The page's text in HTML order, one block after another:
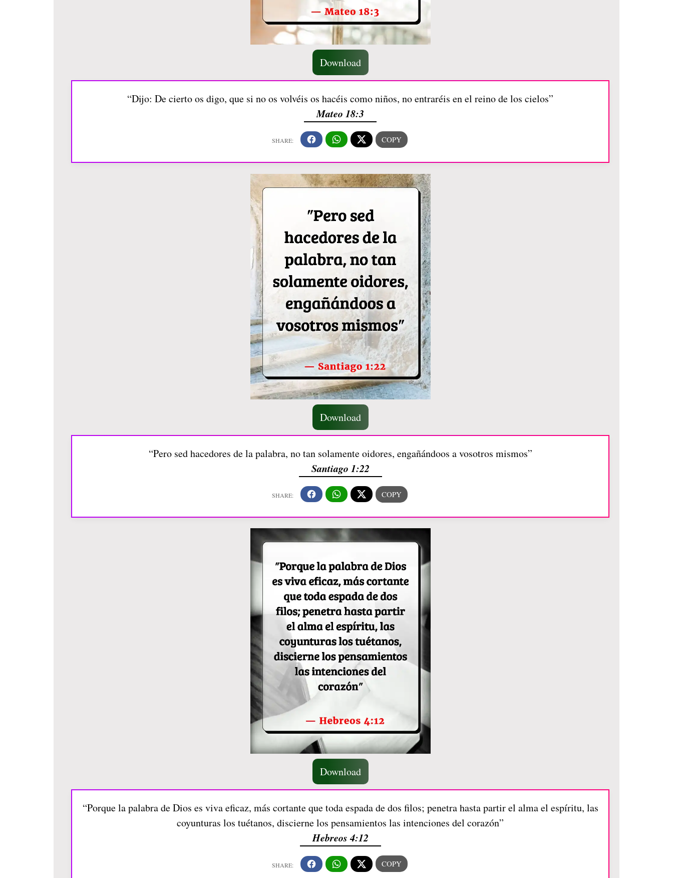
Download
“Dijo: De cierto os digo, que si no os volvéis os hacéis como niños, no entraréis en el reino de los cielos”
Mateo 18:3
Download
“Pero sed hacedores de la palabra, no tan solamente oidores, engañándoos a vosotros mismos”
Santiago 1:22
Download
“Porque la palabra de Dios es viva eficaz, más cortante que toda espada de dos filos; penetra hasta partir el alma el espíritu, las
coyunturas los tuétanos, discierne los pensamientos las intenciones del corazón”
Hebreos 4:12